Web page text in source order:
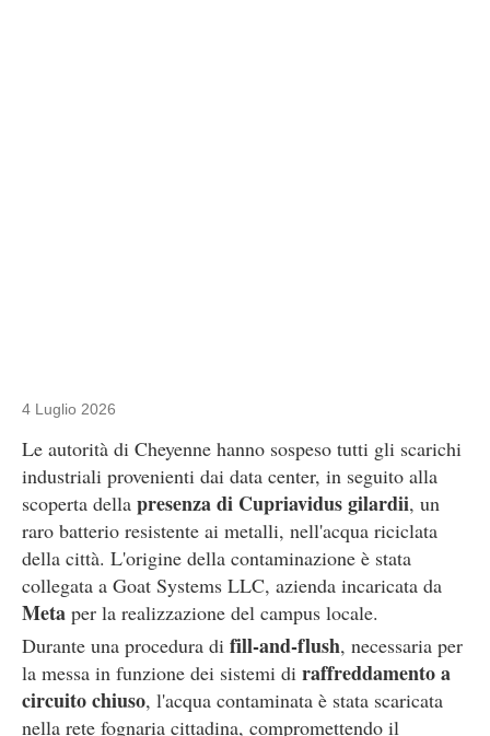
4 Luglio 2026
Le autorità di Cheyenne hanno sospeso tutti gli scarichi
industriali provenienti dai data center, in seguito alla
scoperta della presenza di Cupriavidus gilardii, un
raro batterio resistente ai metalli, nell'acqua riciclata
della città. L'origine della contaminazione è stata
collegata a Goat Systems LLC, azienda incaricata da
Meta per la realizzazione del campus locale.
Durante una procedura di fill-and-flush, necessaria per
la messa in funzione dei sistemi di raffreddamento a
circuito chiuso, l'acqua contaminata è stata scaricata
nella rete fognaria cittadina, compromettendo il